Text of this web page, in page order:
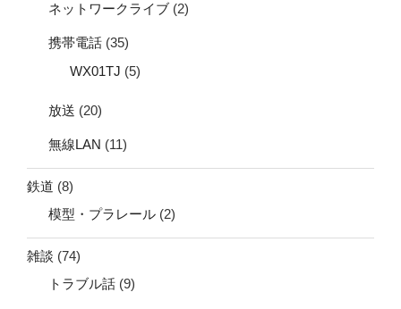
ネットワークライブ (2)
携帯電話 (35)
WX01TJ (5)
放送 (20)
無線LAN (11)
鉄道 (8)
模型・プラレール (2)
雑談 (74)
トラブル話 (9)